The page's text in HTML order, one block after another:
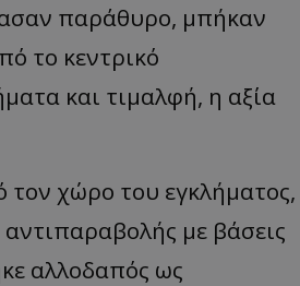
παράθυρο, μπήκαν
το κεντρικό
και τιμαλφή, η αξία
τον χώρο του εγκλήματος,
με βάσεις
αλλοδαπός ως